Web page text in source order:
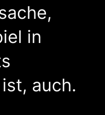
in
auch.